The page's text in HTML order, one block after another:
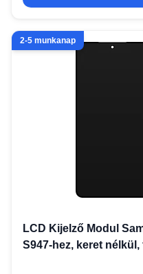
2-5 munkanap
LCD Kijelző Modul
S947-hez, keret